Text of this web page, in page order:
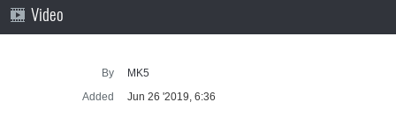
Video
By
MK5
Added
Jun 26 '2019, 6:36